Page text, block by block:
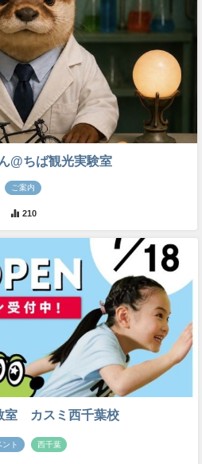
@ちば観光実験室
ご案内
210
室 カスミ西千葉校
ント 西千葉